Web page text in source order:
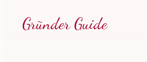
Gründer Guide